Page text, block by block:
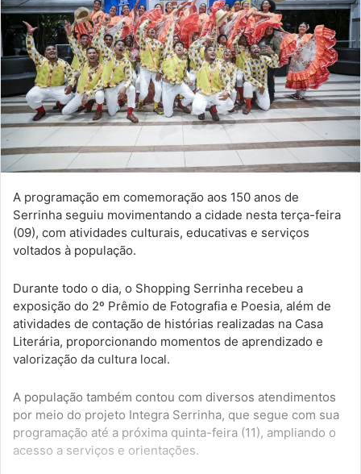
A programação em comemoração aos 150 anos de
Serrinha seguiu movimentando a cidade nesta terça-feira
(09), com atividades culturais, educativas e serviços
voltados à população.
Durante todo o dia, o Shopping Serrinha recebeu a
exposição do 2º Prêmio de Fotografia e Poesia, além de
atividades de contação de histórias realizadas na Casa
Literária, proporcionando momentos de aprendizado e
valorização da cultura local.
A população também contou com diversos atendimentos
por meio do projeto Integra Serrinha, que segue com sua
programação até a próxima quinta-feira (11), ampliando o
acesso a serviços e orientações.